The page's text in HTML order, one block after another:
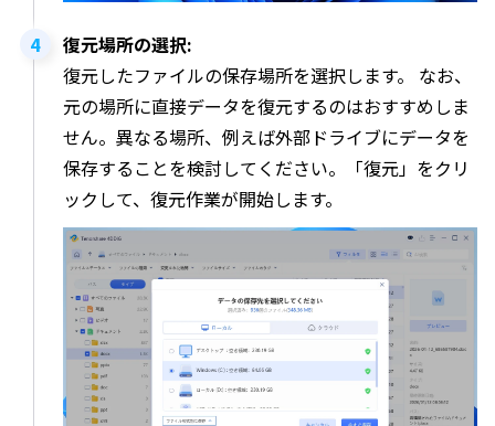
復元場所の選択:
復元したファイルの保存場所を選択します。 なお、
元の場所に直接データを復元するのはおすすめしま
せん。異なる場所、例えば外部ドライブにデータを
保存することを検討してください。「復元」をクリ
ックして、復元作業が開始します。